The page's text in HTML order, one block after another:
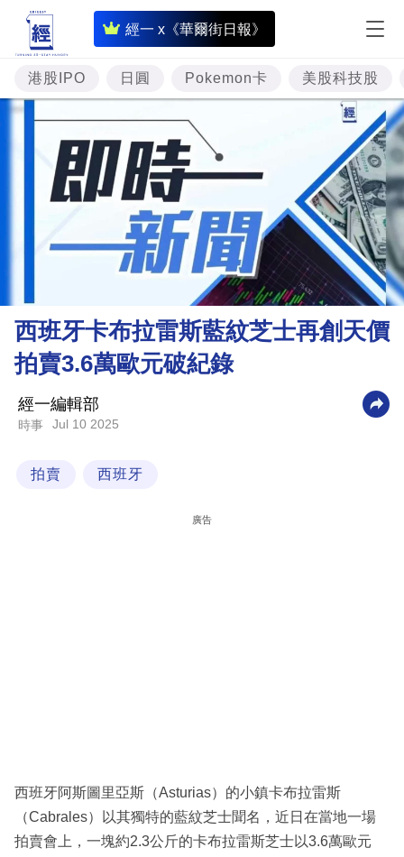
經一 x《華爾街日報》
即
時
財
經
題
投
樓
市
財
商
科
區
港股IPO 日圓 Pokemon卡 美股科技股
西班牙卡布拉雷斯藍紋芝士再創天價
拍賣3.6萬歐元破紀錄
經一編輯部
時事 Jul 10 2025
拍賣 西班牙
廣告
西班牙阿斯圖里亞斯（Asturias）的小鎮卡布拉雷斯
（Cabrales）以其獨特的藍紋芝士聞名，近日在當地一場
拍賣會上，一塊約2.3公斤的卡布拉雷斯芝士以3.6萬歐元